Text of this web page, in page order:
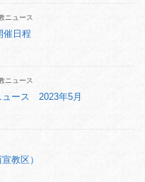
ニュース
日程
ニュース
ュース 2023年5月
教区）